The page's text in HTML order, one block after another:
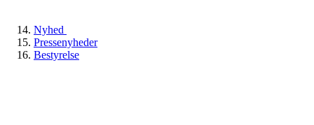
Nyhed
Pressenyheder
Bestyrelse